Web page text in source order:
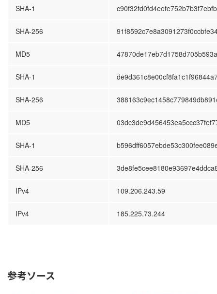
SHA-1
SHA-256
MD5
SHA-1
SHA-256
MD5
SHA-1
SHA-256
IPv4 109.206.243.59
IPv4 185.225.73.244
参考ソース